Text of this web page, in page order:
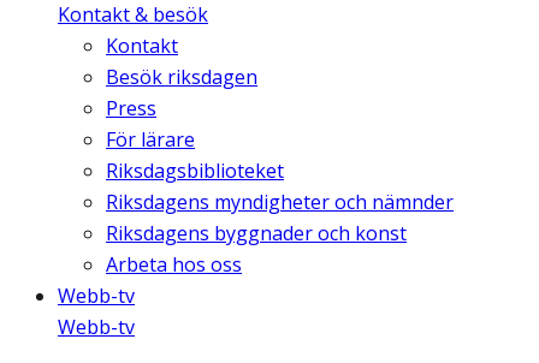
Kontakt & besök
Kontakt
Besök riksdagen
Press
För lärare
Riksdagsbiblioteket
Riksdagens myndigheter och nämnder
Riksdagens byggnader och konst
Arbeta hos oss
Webb-tv
Webb-tv